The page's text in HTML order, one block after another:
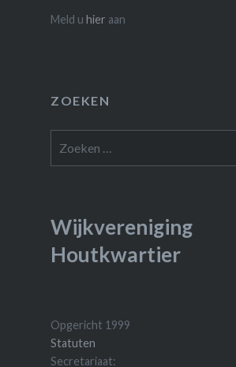
Meld u hier aan
ZOEKEN
naar:
Wijkvereniging
Houtkwartier
Opgericht 1999
Statuten
Secretariaat: